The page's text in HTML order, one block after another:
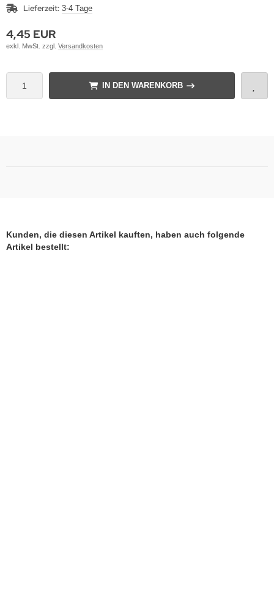
Lieferzeit: 3-4 Tage
4,45 EUR
exkl. MwSt. zzgl. Versandkosten
IN DEN WARENKORB
Kunden, die diesen Artikel kauften, haben auch folgende
Artikel bestellt: